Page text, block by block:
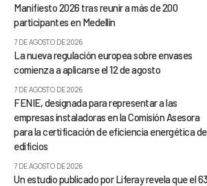
Manifiesto 2026 tras reunir a más de 200
participantes en Medellín
7 DE AGOSTO DE 2026
La nueva regulación europea sobre envases
comienza a aplicarse el 12 de agosto
7 DE AGOSTO DE 2026
FENIE, designada para representar a las
empresas instaladoras en la Comisión Asesora
para la certificación de eficiencia energética de
edificios
7 DE AGOSTO DE 2026
Un estudio publicado por Liferay revela que el